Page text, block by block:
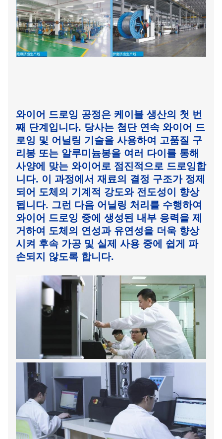
와이어 드로잉 공정은 케이블 생산의 첫 번
째 단계입니다. 당사는 첨단 연속 와이어 드
로잉 및 어닐링 기술을 사용하여 고품질 구
리봉 또는 알루미늄봉을 여러 다이를 통해
사양에 맞는 와이어로 점진적으로 드로잉합
니다. 이 과정에서 재료의 결정 구조가 정제
되어 도체의 기계적 강도와 전도성이 향상
됩니다. 그런 다음 어닐링 처리를 수행하여
와이어 드로잉 중에 생성된 내부 응력을 제
거하여 도체의 연성과 유연성을 더욱 향상
시켜 후속 가공 및 실제 사용 중에 쉽게 파
손되지 않도록 합니다.